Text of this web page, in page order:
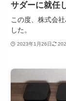
サダーに就任
この度、株式会
した。
2023年1月26日